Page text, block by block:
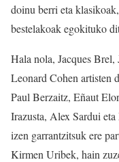
doinu berri eta
bestelakoak egokituko
Hala nola, Jacques
Leonard Cohen artisten
Paul Berzaitz, Eñaut
Irazusta, Alex Sardui
izen garrantzitsuk ere
Kirmen Uribek, hain